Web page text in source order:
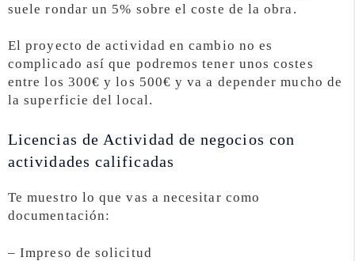
suele rondar un 5% sobre el coste de la obra.
El proyecto de actividad en cambio no es
complicado así que podremos tener unos costes
entre los 300€ y los 500€ y va a depender mucho de
la superficie del local.
Licencias de Actividad de negocios con
actividades calificadas
Te muestro lo que vas a necesitar como
documentación:
– Impreso de solicitud